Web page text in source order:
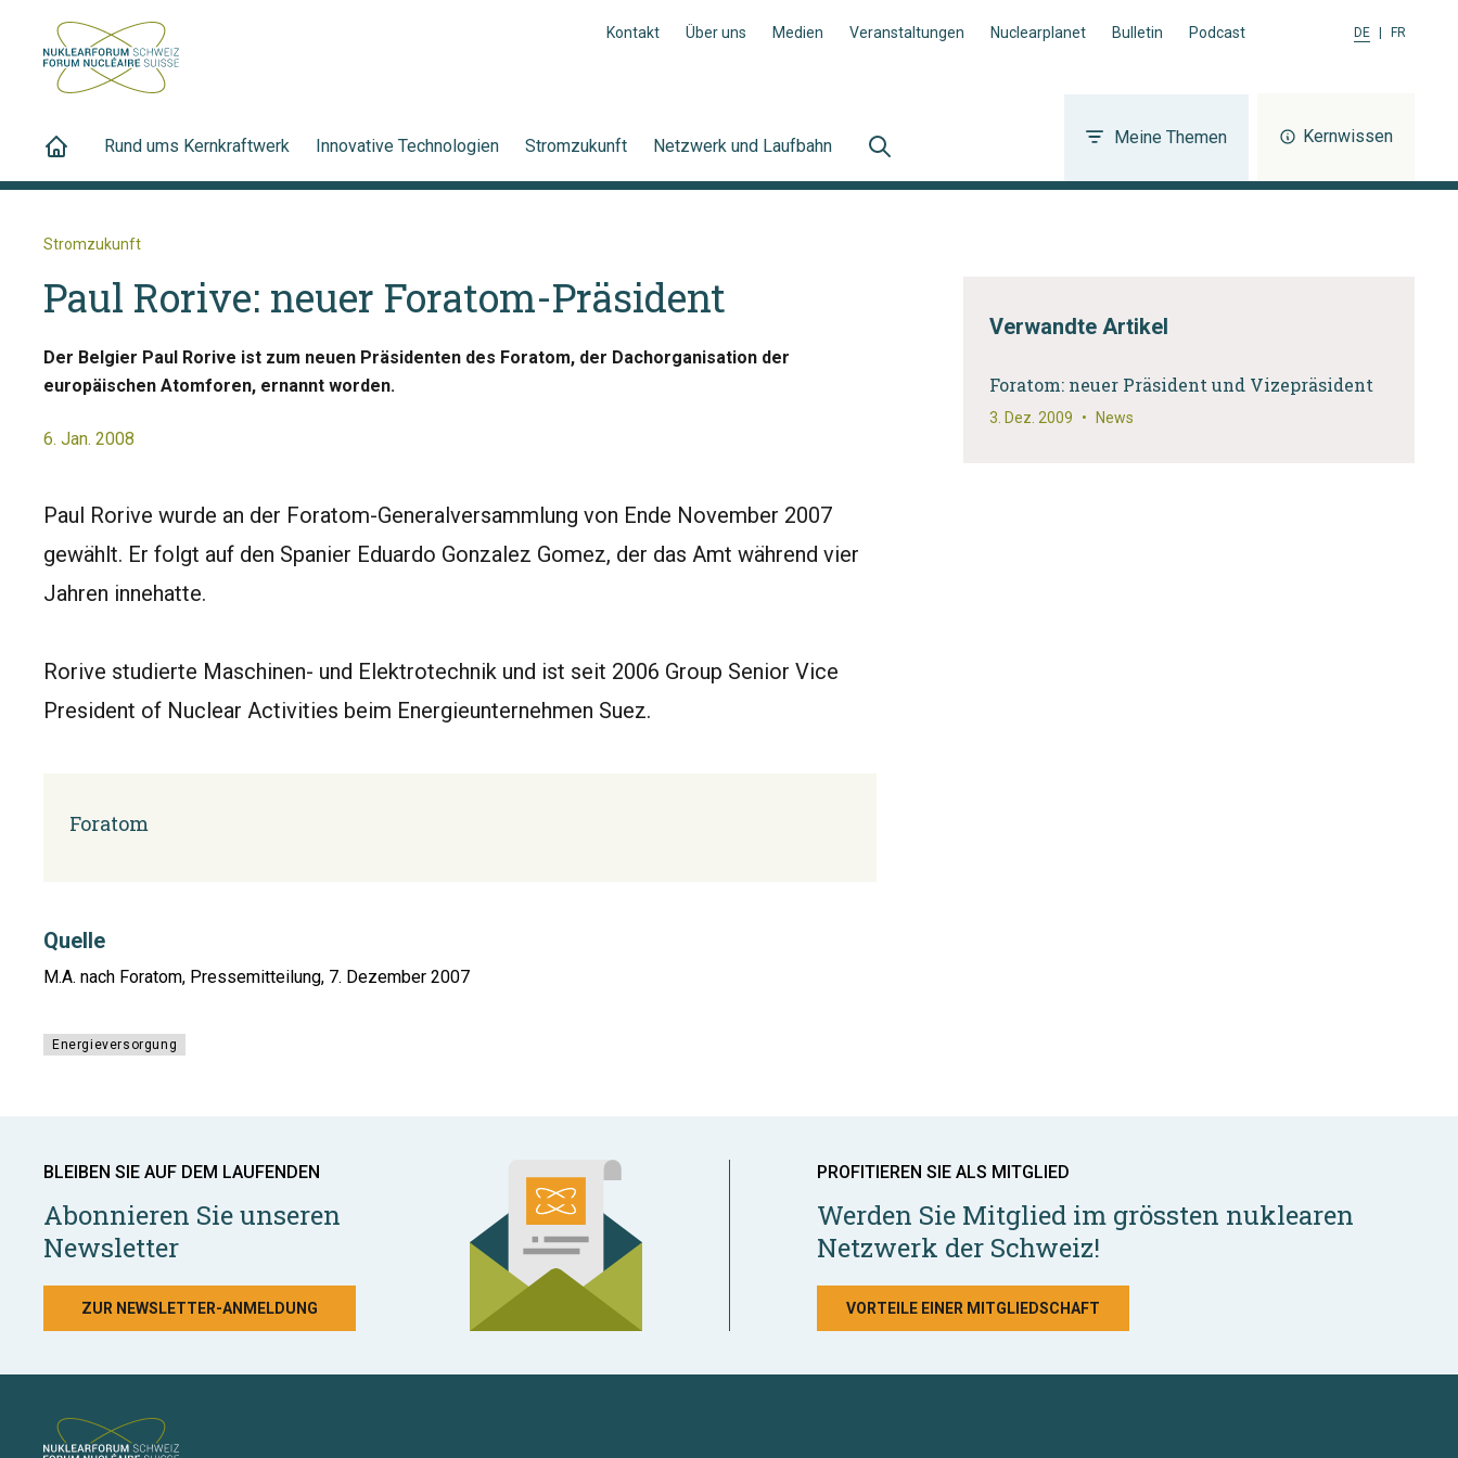
Kontakt Über uns Medien Veranstaltungen Nuclearplanet Bulletin Podcast DE FR
Rund ums Kernkraftwerk Innovative Technologien Stromzukunft Netzwerk und Laufbahn Meine Themen Kernwissen
Stromzukunft
Paul Rorive: neuer Foratom-Präsident
Der Belgier Paul Rorive ist zum neuen Präsidenten des Foratom, der Dachorganisation der
europäischen Atomforen, ernannt worden.
6. Jan. 2008
Paul Rorive wurde an der Foratom-Generalversammlung von Ende November 2007
gewählt. Er folgt auf den Spanier Eduardo Gonzalez Gomez, der das Amt während vier
Jahren innehatte.
Rorive studierte Maschinen- und Elektrotechnik und ist seit 2006 Group Senior Vice
President of Nuclear Activities beim Energieunternehmen Suez.
Foratom
Quelle
M.A. nach Foratom, Pressemitteilung, 7. Dezember 2007
Energieversorgung
Verwandte Artikel
Foratom: neuer Präsident und Vizepräsident
3. Dez. 2009 • News
BLEIBEN SIE AUF DEM LAUFENDEN
Abonnieren Sie unseren
Newsletter
ZUR NEWSLETTER-ANMELDUNG
PROFITIEREN SIE ALS MITGLIED
Werden Sie Mitglied im grössten nuklearen
Netzwerk der Schweiz!
VORTEILE EINER MITGLIEDSCHAFT